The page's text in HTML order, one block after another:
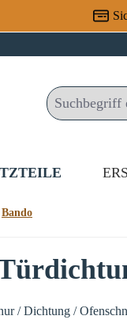
Bando
/ Dichtung /